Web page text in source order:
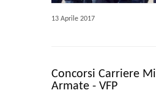
13 Aprile 2017
Concorsi Carriere
Armate - VFP